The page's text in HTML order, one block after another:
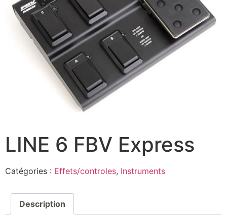
LINE 6 FBV Express
Catégories : Effets/controles, Instruments
Description